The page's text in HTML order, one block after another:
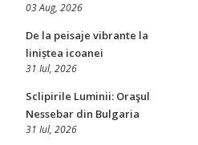
03 Aug, 2026
De la peisaje vibrante la
liniștea icoanei
31 Iul, 2026
Sclipirile Luminii: Oraşul
Nessebar din Bulgaria
31 Iul, 2026